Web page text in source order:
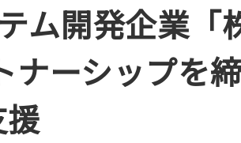
ム開発企業「
ナーシップを締